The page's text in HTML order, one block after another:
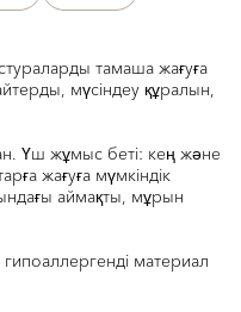
тамаша жағуға
мүсіндеу құралын,
Үш жұмыс беті: кең және
жағуға мүмкіндік
аймақты, мұрын
материал